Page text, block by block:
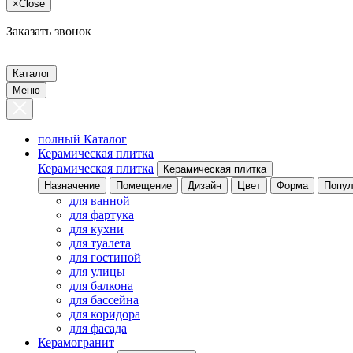
×Close
Заказать звонок
Каталог
Меню
полный Каталог
Керамическая плитка
Керамическая плитка
Керамическая плитка
Назначение
Помещение Дизайн Цвет Форма
для ванной
для фартука
для кухни
для туалета
для гостиной
для улицы
для балкона
для бассейна
для коридора
для фасада
Керамогранит